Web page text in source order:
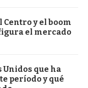
Centro y el boom
el mercado
Unidos que ha
período y qué